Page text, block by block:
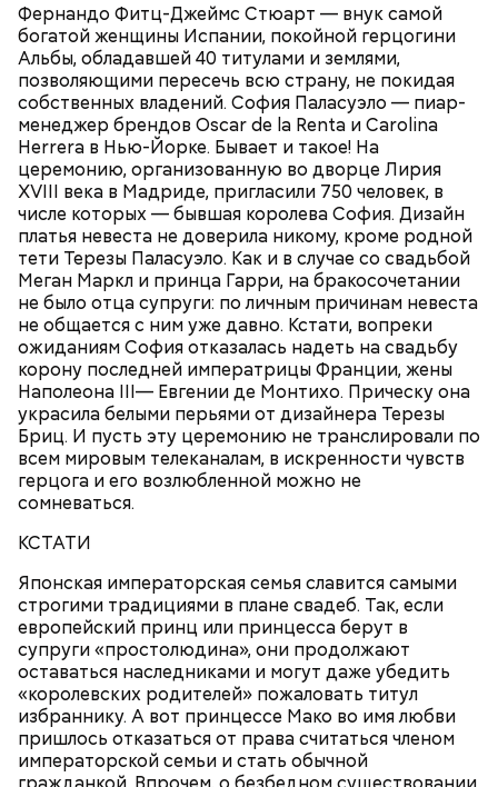
Фернандо Фитц-Джеймс Стюарт — внук самой
богатой женщины Испании, покойной герцогини
Альбы, обладавшей 40 титулами и землями,
позволяющими пересечь всю страну, не покидая
собственных владений. София Паласуэло — пиар-
менеджер брендов Oscar de la Renta и Carolina
Herrera в Нью-Йорке. Бывает и такое! На
церемонию, организованную во дворце Лирия
XVIII века в Мадриде, пригласили 750 человек, в
числе которых — бывшая королева София. Дизайн
платья невеста не доверила никому, кроме родной
тети Терезы Паласуэло. Как и в случае со свадьбой
Меган Маркл и принца Гарри, на бракосочетании
не было отца супруги: по личным причинам невеста
не общается с ним уже давно. Кстати, вопреки
ожиданиям София отказалась надеть на свадьбу
корону последней императрицы Франции, жены
Наполеона III— Евгении де Монтихо. Прическу она
украсила белыми перьями от дизайнера Терезы
Бриц. И пусть эту церемонию не транслировали по
всем мировым телеканалам, в искренности чувств
герцога и его возлюбленной можно не
сомневаться.
КСТАТИ
Японская императорская семья славится самыми
строгими традициями в плане свадеб. Так, если
европейский принц или принцесса берут в
супруги «простолюдина», они продолжают
оставаться наследниками и могут даже убедить
«королевских родителей» пожаловать титул
избраннику. А вот принцессе Мако во имя любви
пришлось отказаться от права считаться членом
императорской семьи и стать обычной
А еще, удержав меч палача, святой Николай спас от
смерти трех мужей, невинно осужденных
корыстолюбивым градоначальником.
За свою земную жизнь он совершил множество
добрых дел во славу Божию.
1 некрупное яблоко,
2 корня сельдерея,
салатная заправка.
Очищенный сырой салатный сельдерей
нашинковать соломкой. Яблоки очистить от
кожицы и семян, нарезать ломтиками. Так же
нарезать вареный картофель. Продукты
перемешать, полить салатной заправкой, выложить
в салатник горкой и украсить веточками
сельдерея, кусочками свежих помидоров и
ломтиками яблок.